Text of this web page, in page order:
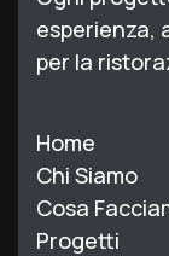
esperienza,
per la
Home
Chi Siamo
Cosa
Progetti